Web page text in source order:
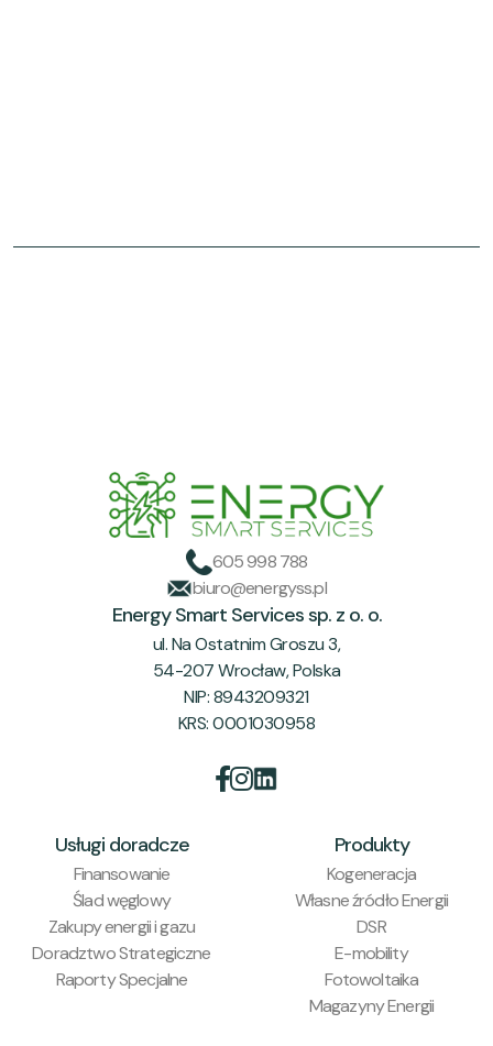
605 998 788
biuro@energyss.pl
Energy Smart Services sp. z o. o.
ul. Na Ostatnim Groszu 3,
54-207 Wrocław, Polska
NIP: 8943209321
KRS: 0001030958

Usługi doradcze
Finansowanie
Ślad węglowy
Zakupy energii i gazu
Doradztwo Strategiczne
Raporty Specjalne
Produkty
Kogeneracja
Własne źródło Energii
DSR
E-mobility
Fotowoltaika
Magazyny Energii